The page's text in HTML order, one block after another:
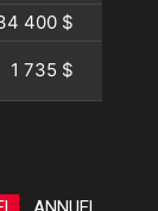
400 $
1 735 $